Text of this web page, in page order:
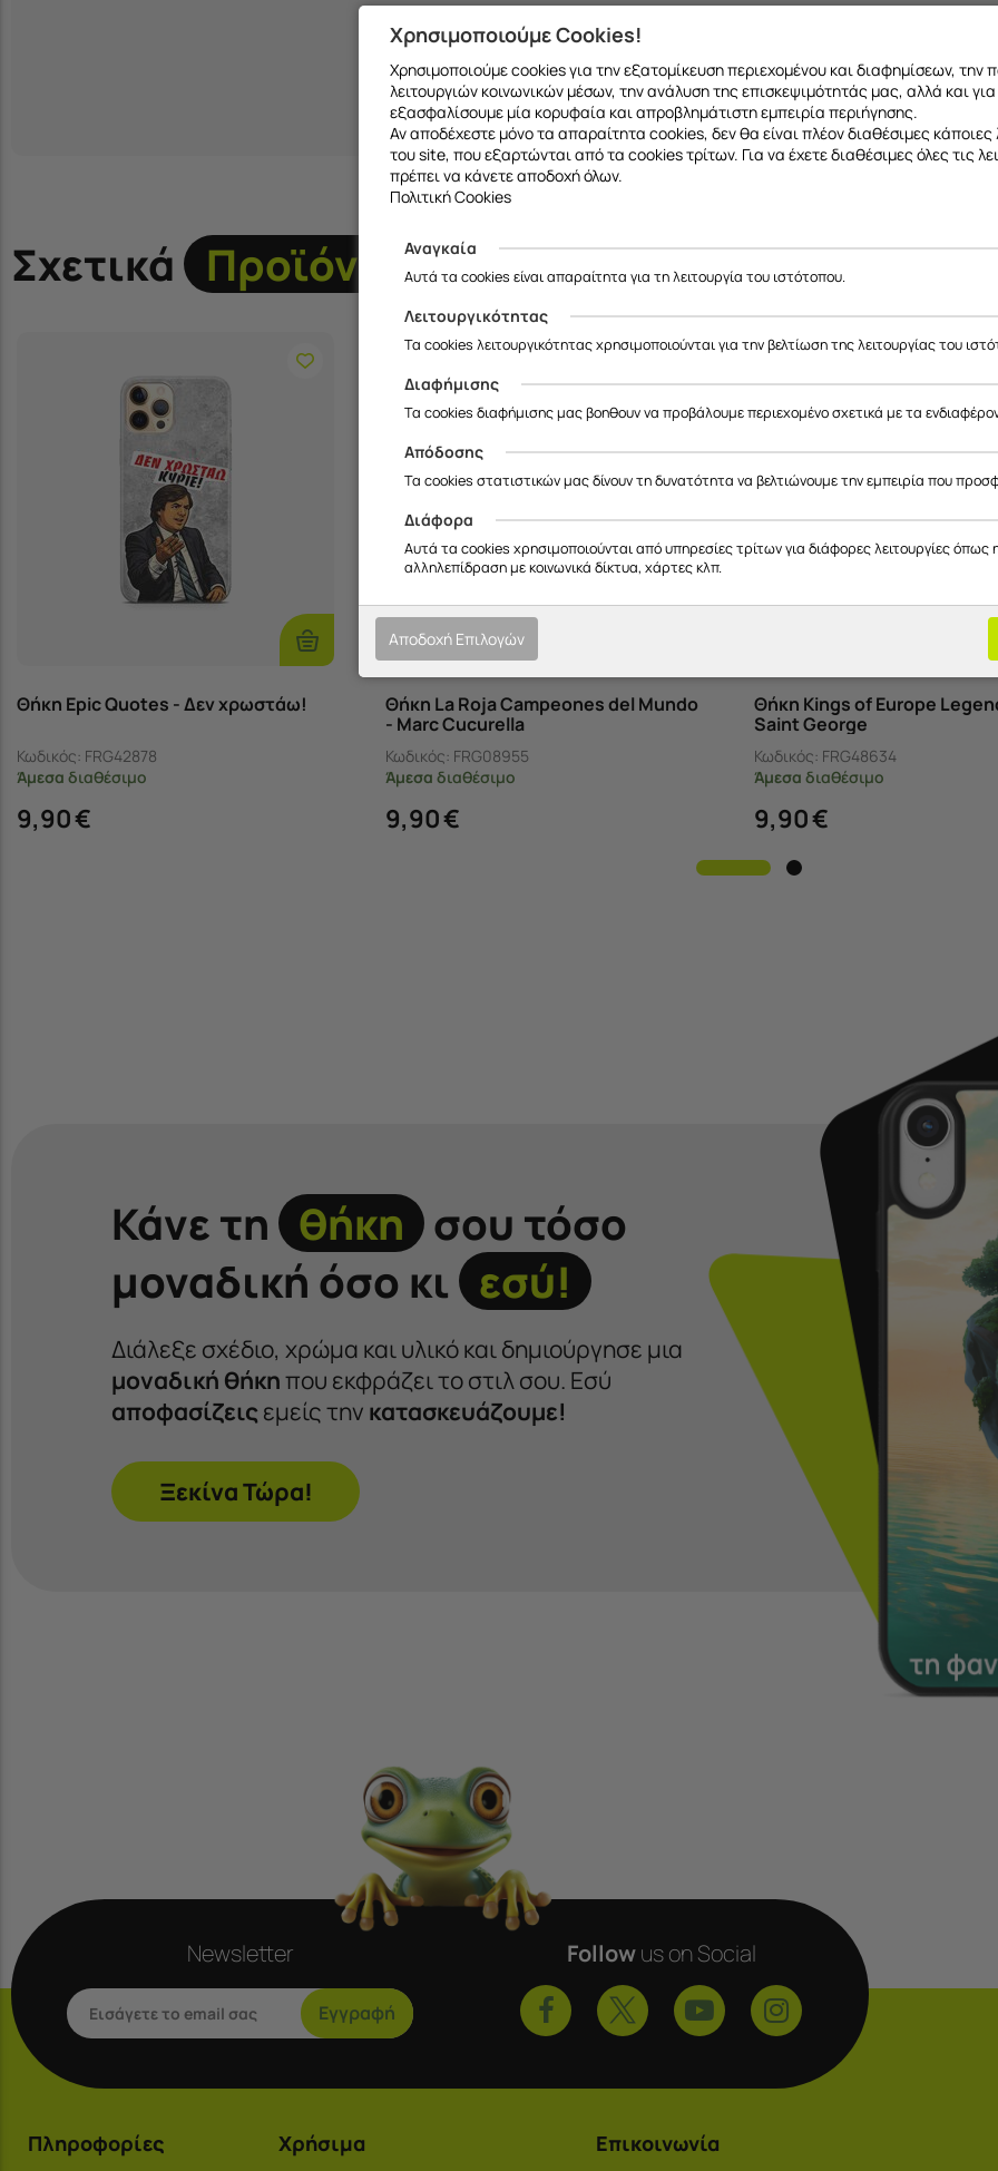
φυσικό κατάστημα Frogs στο Χαλάνδρι, Ανδρέα Παπανδρέου 75
Σχετικά Προϊόντα
Επιλογές
Θήκη Epic Quotes - Δεν χρωστάω!
Κωδικός: FRG42878
Άμεσα διαθέσιμο
9,90€
Θήκη La Roja Campeones del Mundo
- Marc Cucurella
Κωδικός: FRG08955
Άμεσα διαθέσιμο
9,90€
Θήκη Kings of Europe
Saint George
Κωδικός: FRG48634
Άμεσα διαθέσιμο
9,90€
Κάνε τη θήκη σου τόσο
μοναδική όσο κι εσύ!
Διάλεξε σχέδιο, χρώμα και υλικό και δημιούργησε μια
μοναδική θήκηπου εκφράζει το στιλ σου. Εσύ
αποφασίζεις εμείς την κατασκευάζουμε!
Ξεκίνα Τώρα!
Newsletter
Εγγραφή
Followus on Social
Πληροφορίες Χρήσιμα Επικοινωνία
Χρησιμοποιούμε Cookies!
Χρησιμοποιούμε cookies για την εξατομίκευση περιεχομένου και διαφημίσεων, την
λειτουργιών κοινωνικών μέσων, την ανάλυση της επισκεψιμότητάς μας, αλλά και
εξασφαλίσουμε μία κορυφαία και απροβλημάτιστη εμπειρία περιήγησης.
Αν αποδέχεστε μόνο τα απαραίτητα cookies, δεν θα είναι πλέον διαθέσιμες κάποιες
του site, που εξαρτώνται από τα cookies τρίτων. Για να έχετε διαθέσιμες όλες τις
πρέπει να κάνετε αποδοχή όλων.
Πολιτική Cookies
Αναγκαία
Αυτά τα cookies είναι απαραίτητα για τη λειτουργία του ιστότοπου.
Λειτουργικότητας
Τα cookies λειτουργικότητας χρησιμοποιούνται για την βελτίωση της λειτουργίας του
Διαφήμισης
Τα cookies διαφήμισης μας βοηθουν να προβάλουμε περιεχομένο σχετικά με τα
Απόδοσης
Τα cookies στατιστικών μας δίνουν τη δυνατότητα να βελτιώνουμε την εμπειρία που
Διάφορα
Αυτά τα cookies χρησιμοποιούνται από υπηρεσίες τρίτων για διάφορες λειτουργίες όπως
αλληλεπίδραση με κοινωνικά δίκτυα, χάρτες κλπ.
Αποδοχή Επιλογών